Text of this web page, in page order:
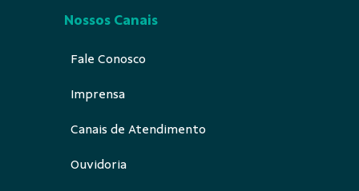
Nossos Canais
Fale Conosco
Imprensa
Canais de Atendimento
Ouvidoria